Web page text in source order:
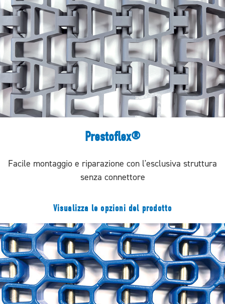
Prestoflex®
Facile montaggio e riparazione con l'esclusiva struttura
senza connettore
Visualizza le opzioni del prodotto